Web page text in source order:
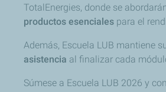
TotalEnergies, donde se
productos esenciales para el
Además, Escuela LUB mantiene
asistencia al finalizar cada
Súmese a Escuela LUB 2026 y